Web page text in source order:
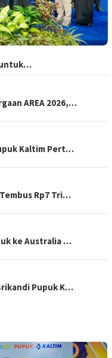
untuk…
AREA 2026,…
Kaltim Pert…
Rp7 Tri…
ke Australia …
Pupuk K…